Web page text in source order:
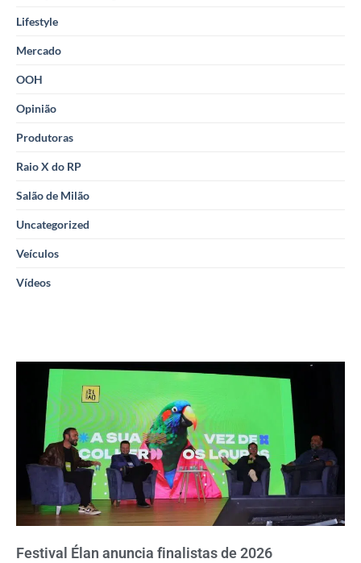
Lifestyle
Mercado
OOH
Opinião
Produtoras
Raio X do RP
Salão de Milão
Uncategorized
Veículos
Vídeos
Festival Élan anuncia finalistas de 2026